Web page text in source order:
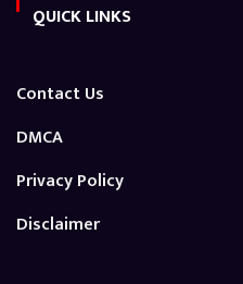
QUICK LINKS
Contact Us
DMCA
Privacy Policy
Disclaimer